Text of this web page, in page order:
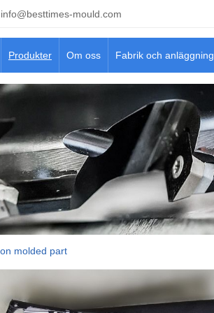
info@besttimes-mould.com
Produkter Om oss Fabrik och anläggning
molded part